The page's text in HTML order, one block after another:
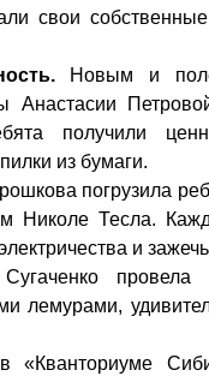
свои
Новым и
Анастасии
получили
из бумаги.
погрузила
Николе Тесла.
и
провела
лемурами,
«Кванториуме